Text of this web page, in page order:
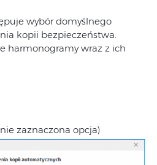
wybór domyślnego
kopii bezpieczeństwa.
harmonogramy wraz z ich
zaznaczona opcja)